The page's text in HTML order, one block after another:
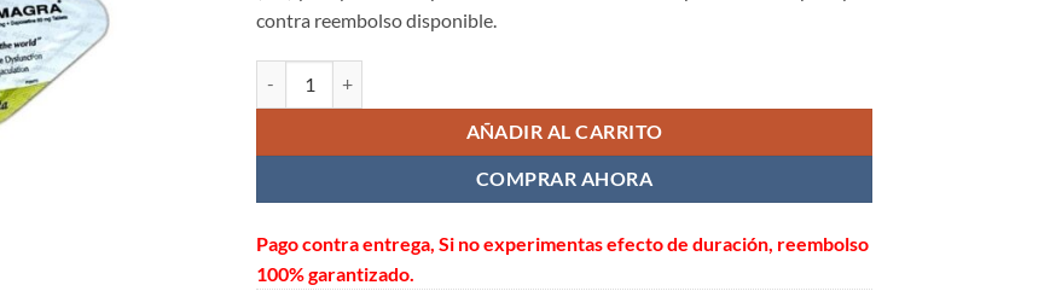
contra reembolso disponible.
AÑADIR AL CARRITO
COMPRAR AHORA
Pago contra entrega, Si no experimentas efecto de duración, reembolso
100% garantizado.